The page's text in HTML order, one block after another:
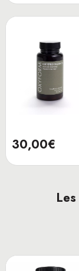
30,00€